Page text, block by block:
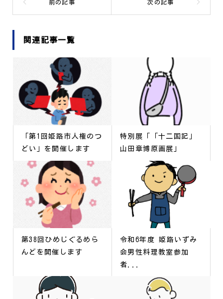
関連記事一覧
「第1回姫路市人権のつ
どい」を開催します
特別展「「十二国記」
山田章博原画展」
第38回ひめじぐるめら
んどを開催します
令和6年度 姫路いずみ
会男性料理教室参加
者...